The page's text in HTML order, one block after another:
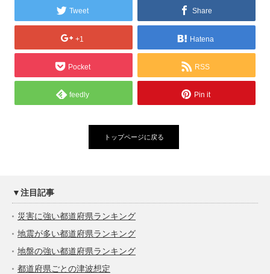
Tweet Share
+1 Hatena
Pocket RSS
feedly Pin it
トップページに戻る
▼注目記事
災害に強い都道府県ランキング
地震が多い都道府県ランキング
地盤の強い都道府県ランキング
都道府県ごとの津波想定